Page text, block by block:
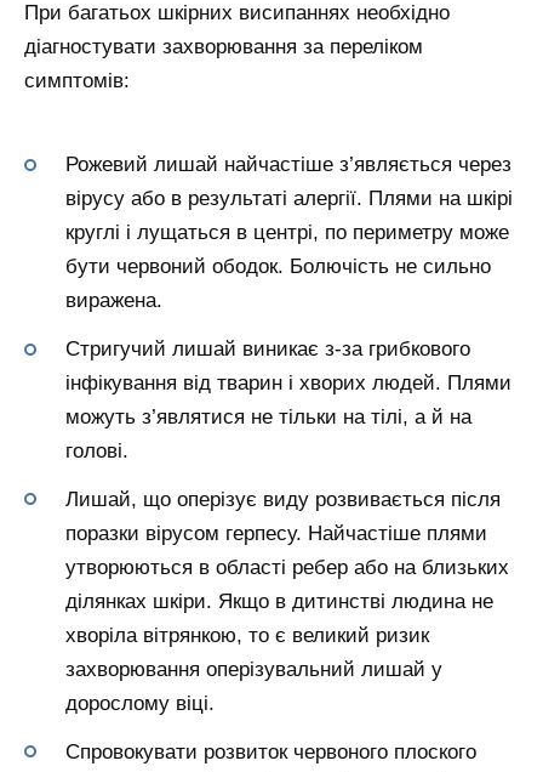
При багатьох шкірних висипаннях необхідно
діагностувати захворювання за переліком
симптомів:
Рожевий лишай найчастіше з’являється через
вірусу або в результаті алергії. Плями на шкірі
круглі і лущаться в центрі, по периметру може
бути червоний ободок. Болючість не сильно
виражена.
Стригучий лишай виникає з-за грибкового
інфікування від тварин і хворих людей. Плями
можуть з’являтися не тільки на тілі, а й на
голові.
Лишай, що оперізує виду розвивається після
поразки вірусом герпесу. Найчастіше плями
утворюються в області ребер або на близьких
ділянках шкіри. Якщо в дитинстві людина не
хворіла вітрянкою, то є великий ризик
захворювання оперізувальний лишай у
дорослому віці.
Спровокувати розвиток червоного плоского